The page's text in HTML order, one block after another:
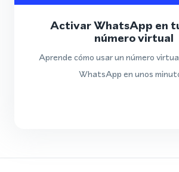
Activar WhatsApp en
número virtual
Aprende cómo usar un número
WhatsApp en unos